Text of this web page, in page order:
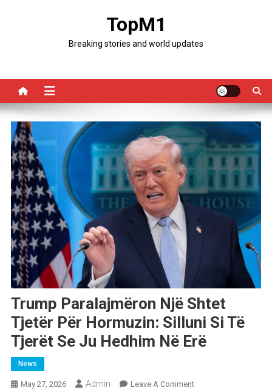
TopM1
Breaking stories and world updates
Trump Paralajmëron Një Shtet
Tjetër Për Hormuzin: Silluni Si Të
Tjerët Se Ju Hedhim Në Erë
News
May 27, 2026 Admin Leave A CommentOn